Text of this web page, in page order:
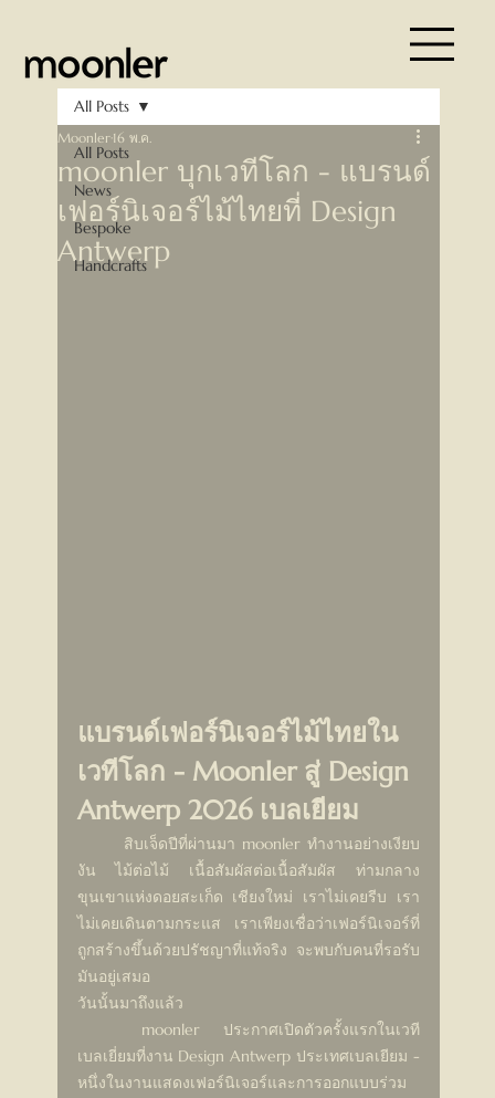
All Posts
News
Bespoke
Handcrafts
All Posts
moonler บุกเวทีโลก - แบรนด์
เฟอร์นิเจอร์ไม้ไทยที่ Design
Antwerp
Moonler16 พ.ค.
แบรนด์เฟอร์นิเจอร์ไม้ไทยใน
เวทีโลก - Moonler สู่ Design
Antwerp 2026 เบลเยียม
งัน ไม้ต่อไม้ เนื้อสัมผัสต่อเนื้อสัมผัส ท่ามกลาง
ขุนเขาแห่งดอยสะเก็ด เชียงใหม่ เราไม่เคยรีบ เรา
ไม่เคยเดินตามกระแส เราเพียงเชื่อว่าเฟอร์นิเจอร์ที่
ถูกสร้างขึ้นด้วยปรัชญาที่แท้จริง จะพบกับคนที่รอรับ
มันอยู่เสมอ
วันนั้นมาถึงแล้ว
เบลเยี่ยมที่งาน Design Antwerp ประเทศเบลเยียม -
หนึ่งในงานแสดงเฟอร์นิเจอร์และการออกแบบร่วม